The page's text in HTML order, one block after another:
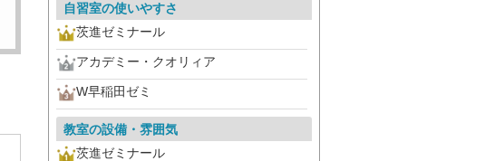
自習室の使いやすさ
茨進ゼミナール
アカデミー・クオリィア
W早稲田ゼミ
教室の設備・雰囲気
茨進ゼミナール